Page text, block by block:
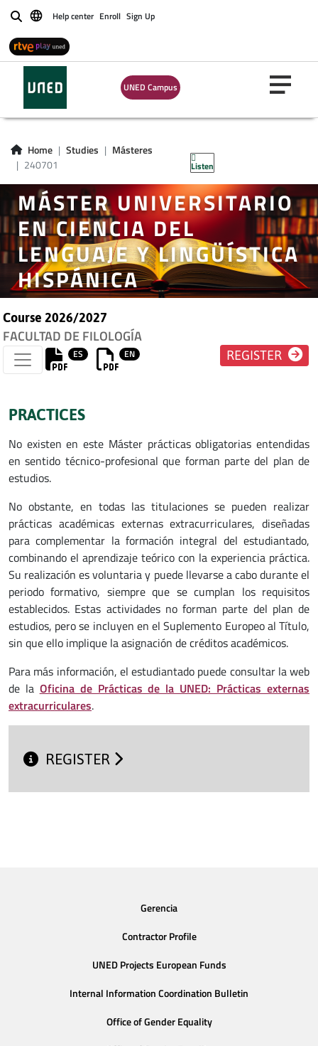
BuscarHelp center Enroll Sign Up
UNED Campus
Home Studies
Másteres
240701
Listen
MÁSTER UNIVERSITARIO
EN CIENCIA DEL
LENGUAJE Y LINGÜÍSTICA
HISPÁNICA
Course 2026/2027
FACULTAD DE FILOLOGÍA
ES EN REGISTER
PRACTICES
No existen en este Máster prácticas obligatorias entendidas
en sentido técnico-profesional que forman parte del plan de
estudios.
No obstante, en todas las titulaciones se pueden realizar
prácticas académicas externas extracurriculares, diseñadas
para complementar la formación integral del estudiantado,
combinando el aprendizaje teórico con la experiencia práctica.
Su realización es voluntaria y puede llevarse a cabo durante el
periodo formativo, siempre que se cumplan los requisitos
establecidos. Estas actividades no forman parte del plan de
estudios, pero se incluyen en el Suplemento Europeo al Título,
sin que ello implique la asignación de créditos académicos.
Para más información, el estudiantado puede consultar la web
de la Oficina de Prácticas de la UNED: Prácticas externas
extracurriculares.
REGISTER
Gerencia
Contractor Profile
UNED Projects European Funds
Internal Information Coordination Bulletin
Office of Gender Equality